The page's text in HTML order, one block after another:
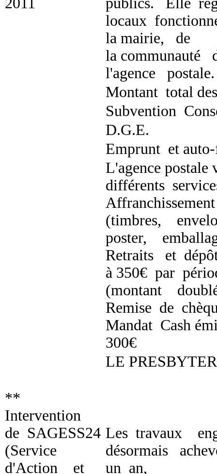
locaux
la mairie, de
la communauté
l'agence postale.
Montant total
Subvention
D.G.E.
Emprunt et
L'agence postale
différents
Affranchissement
(timbres,
poster,
Retraits et
à 350€ par
(montant
Remise de
Mandat Cash
300€
LE
**
Intervention
de SAGESS24
(Service
d'Action et
Les travaux
désormais
un an,